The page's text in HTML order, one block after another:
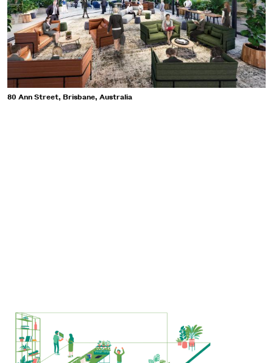
80 Ann Street, Brisbane, Australia